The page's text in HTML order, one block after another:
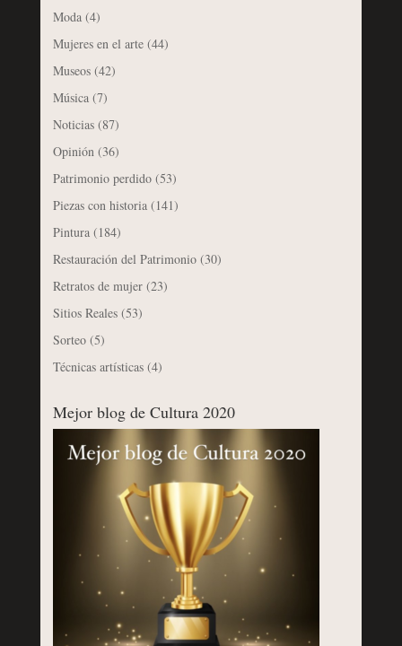
Moda(4)
Mujeres en el arte(44)
Museos(42)
Música(7)
Noticias(87)
Opinión(36)
Patrimonio perdido(53)
Piezas con historia(141)
Pintura(184)
Restauración del Patrimonio(30)
Retratos de mujer(23)
Sitios Reales(53)
Sorteo(5)
Técnicas artísticas(4)
Mejor blog de Cultura 2020